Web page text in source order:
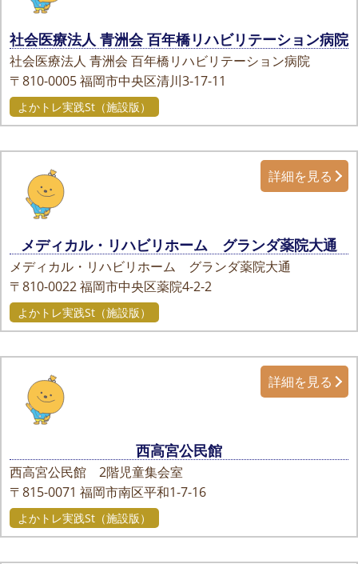
社会医療法人 青洲会 百年橋リハビリテーション病院
社会医療法人 青洲会 百年橋リハビリテーション病院
〒810-0005福岡市中央区清川3-17-11
よかトレ実践St（施設版）
メディカル・リハビリホーム グランダ薬院大通
メディカル・リハビリホーム グランダ薬院大通
〒810-0022福岡市中央区薬院4-2-2
詳細を見る
よかトレ実践St（施設版）
西高宮公民館
西高宮公民館 2階児童集会室
〒815-0071 福岡市南区平和1-7-16
詳細を見る
よかトレ実践St（施設版）